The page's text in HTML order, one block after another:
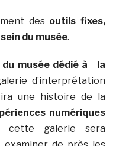
des outils fixes,
du musée.
du musée dédié à la
d’interprétation
une histoire de la
numériques
cette galerie sera